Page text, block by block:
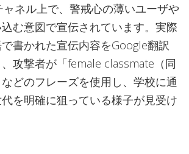
ャネル上で、警戒心の薄いユーザや
む意図で宣伝されています。実際
書かれた宣伝内容をGoogle翻訳
攻撃者が「female classmate（同
どのフレーズを使用し、学校に通
を明確に狙っている様子が見受け